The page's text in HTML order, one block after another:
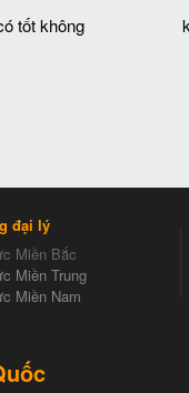
tốt không
đại lý
Miền Bắc
Miền Trung
Miền Nam